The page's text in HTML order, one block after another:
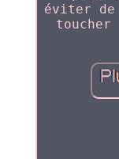
éviter
toucher